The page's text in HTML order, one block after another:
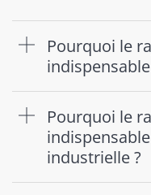
Pourquoi le
Pourquoi le
industrielle ?